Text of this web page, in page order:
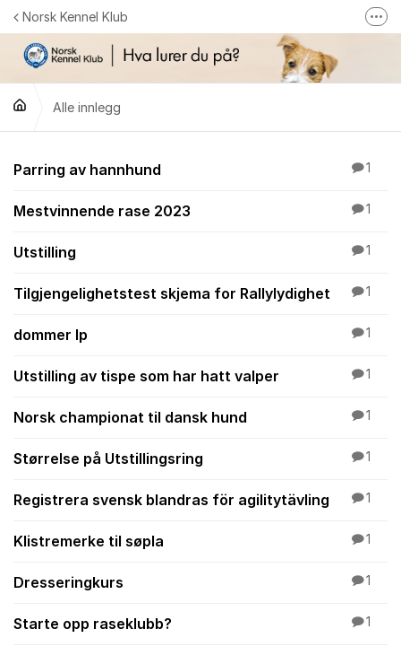
Gå til innhold
Norsk Kennel Klub
Følg oss på Facebook
Følg oss på Instagram
Alle innlegg
Alle innlegg
Parring av hannhund 1
Mestvinnende rase 2023 1
Utstilling 1
Tilgjengelighetstest skjema for Rallylydighet 1
dommer lp 1
Utstilling av tispe som har hatt valper 1
Norsk championat til dansk hund 1
Størrelse på Utstillingsring 1
Registrera svensk blandras för agilitytävling 1
Klistremerke til søpla 1
Dresseringkurs 1
Starte opp raseklubb? 1